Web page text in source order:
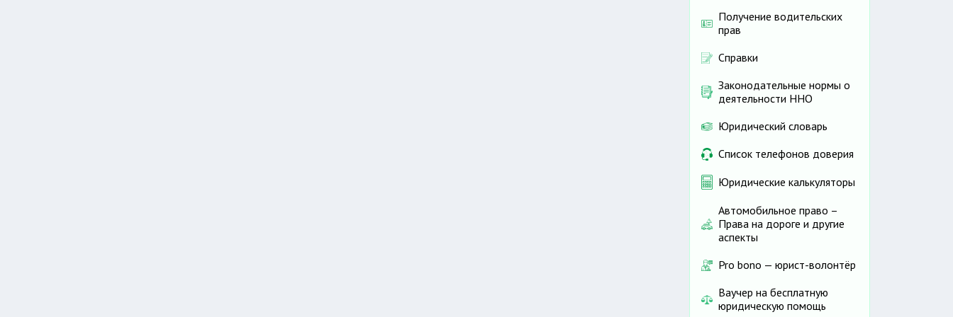
Получение водительских
прав
Справки
Законодательные нормы о
деятельности ННО
Юридический словарь
Список телефонов доверия
Юридические калькуляторы
Автомобильное право –
Права на дороге и другие
аспекты
Pro bono — юрист-волонтёр
Ваучер на бесплатную
юридическую помощь